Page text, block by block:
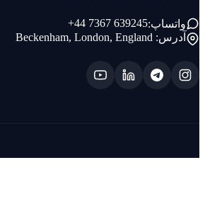
واتساپ:+44 7367 639245
آدرس: Beckenham, London, England